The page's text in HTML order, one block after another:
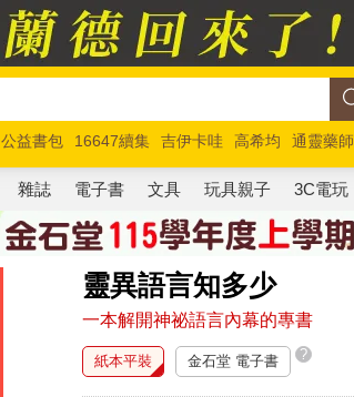
公益書包 16647續集 吉伊卡哇 高希均
通靈藥師
馬斯克 玩具總動員5 超慢跑
雜誌 電子書 文具 玩具親子 3C電玩
靈異語言知多少
一本解開神祕語言內幕的專書
紙本平裝 金石堂 電子書 ?